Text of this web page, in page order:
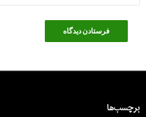
اخبار سایت
برچسب‌ها